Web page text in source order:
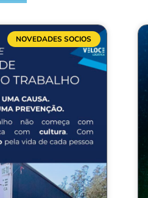
NOVEDADES SOCIOS